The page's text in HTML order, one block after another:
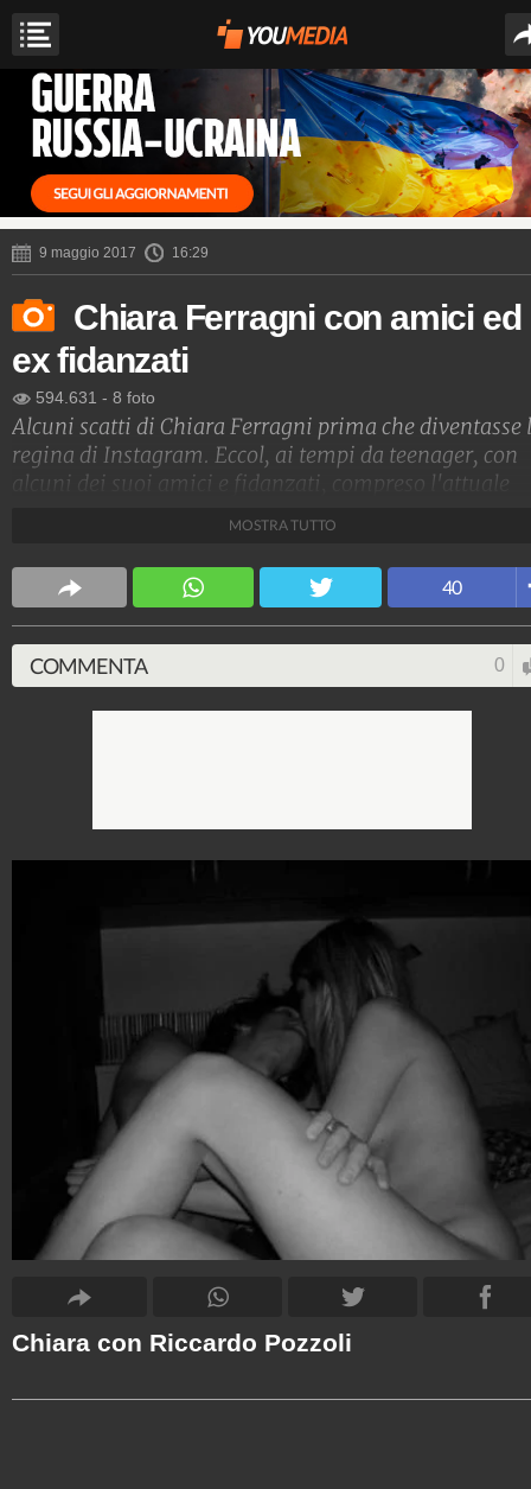
9 maggio 2017 16:29
Chiara Ferragni con amici ed
ex fidanzati
594.631 - 8 foto
Alcuni scatti di Chiara Ferragni prima che diventasse
regina di Instagram. Eccol, ai tempi da teenager, con
alcuni dei suoi amici e fidanzati, compreso l'attuale
Spettacolo Fanpage
4.053.368.084 9.454 video 76.076 foto
MOSTRA TUTTO
40
COMMENTA 0
Chiara con Riccardo Pozzoli